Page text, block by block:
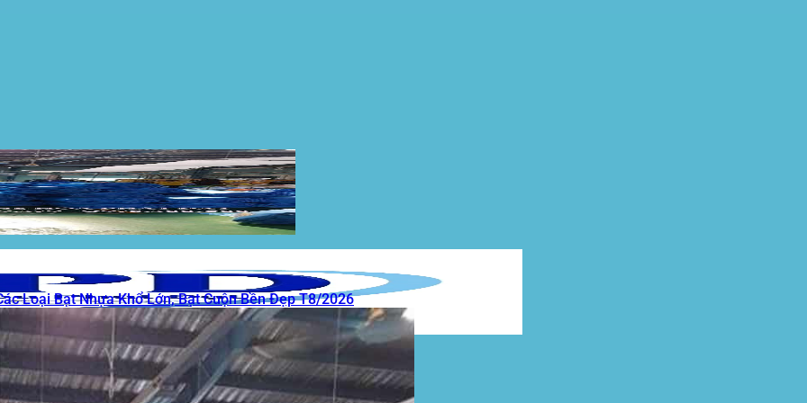
Loại Bạt Nhựa Khổ Lớn, Bạt Cuộn Bền Đẹp T8/2026